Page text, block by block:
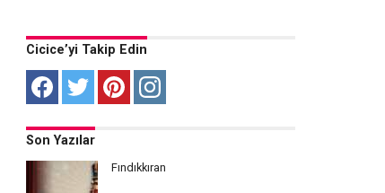
Cicice’yi Takip Edin
Son Yazılar
Fındıkkıran